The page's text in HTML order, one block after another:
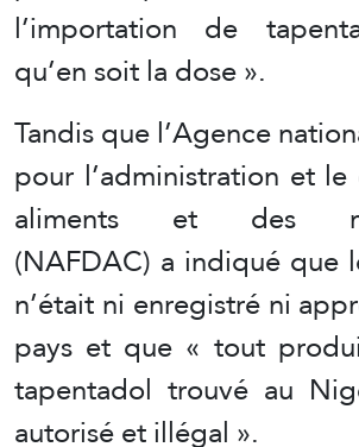
l’importation de
qu’en soit la dose ».
Tandis que l’Agence
pour l’administration et
aliments et des
(NAFDAC) a indiqué que
n’était ni enregistré ni
pays et que « tout
tapentadol trouvé au
autorisé et illégal ».